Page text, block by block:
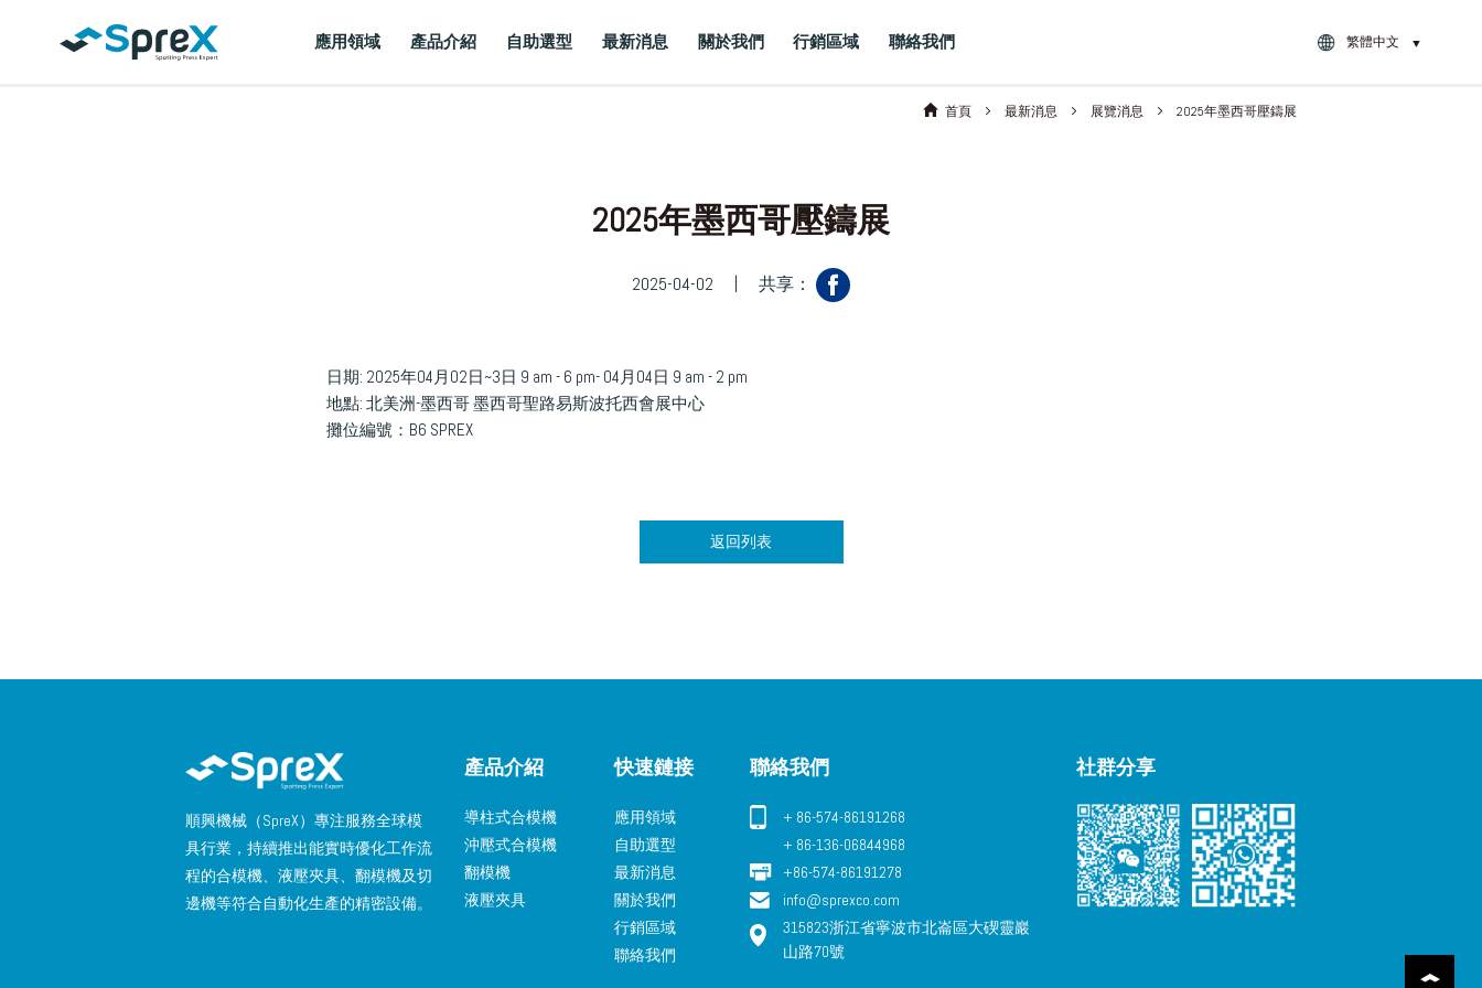
應用領域 產品介紹 自助選型 最新消息 關於我們 行銷區域 聯絡我們 繁體中文 ▼
首頁 最新消息 展覽消息 2025年墨西哥壓鑄展
2025年墨西哥壓鑄展
2025-04-02 | 共享：
日期: 2025年04月02日~3日 9 am - 6 pm- 04月04日 9 am - 2 pm
地點: 北美洲-墨西哥 墨西哥聖路易斯波托西會展中心
攤位編號：B6 SPREX
返回列表
順興機械（SpreX）專注服務全球模
具行業，持續推出能實時優化工作流
程的合模機、液壓夾具、翻模機及切
邊機等符合自動化生產的精密設備。
產品介紹
導柱式合模機
沖壓式合模機
翻模機
液壓夾具
快速鏈接
應用領域
自助選型
最新消息
關於我們
行銷區域
聯絡我們
聯絡我們
+ 86-574-86191268
+ 86-136-06844968
+86-574-86191278
info@sprexco.com
315823浙江省寧波市北崙區大碶靈巖
山路70號
社群分享